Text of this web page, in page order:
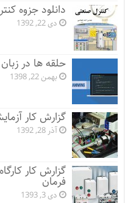
دانلود جزوه
دی 22, 1392
حلقه ها در زبان C
بهمن 22, 1398
گزارش کار
آذر 28, 1392
گزارش کار
فرمان
دی 3, 1393